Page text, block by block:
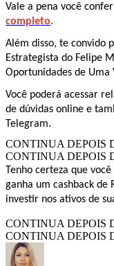
Vale a pena você
completo.
Além disso, te convido
Estrategista do Felipe
Oportunidades de
Você poderá acessar
de dúvidas online e
Telegram.
CONTINUA DEPOIS
CONTINUA DEPOIS
Tenho certeza que
ganha um cashback de
investir nos ativos de
CONTINUA DEPOIS
CONTINUA DEPOIS